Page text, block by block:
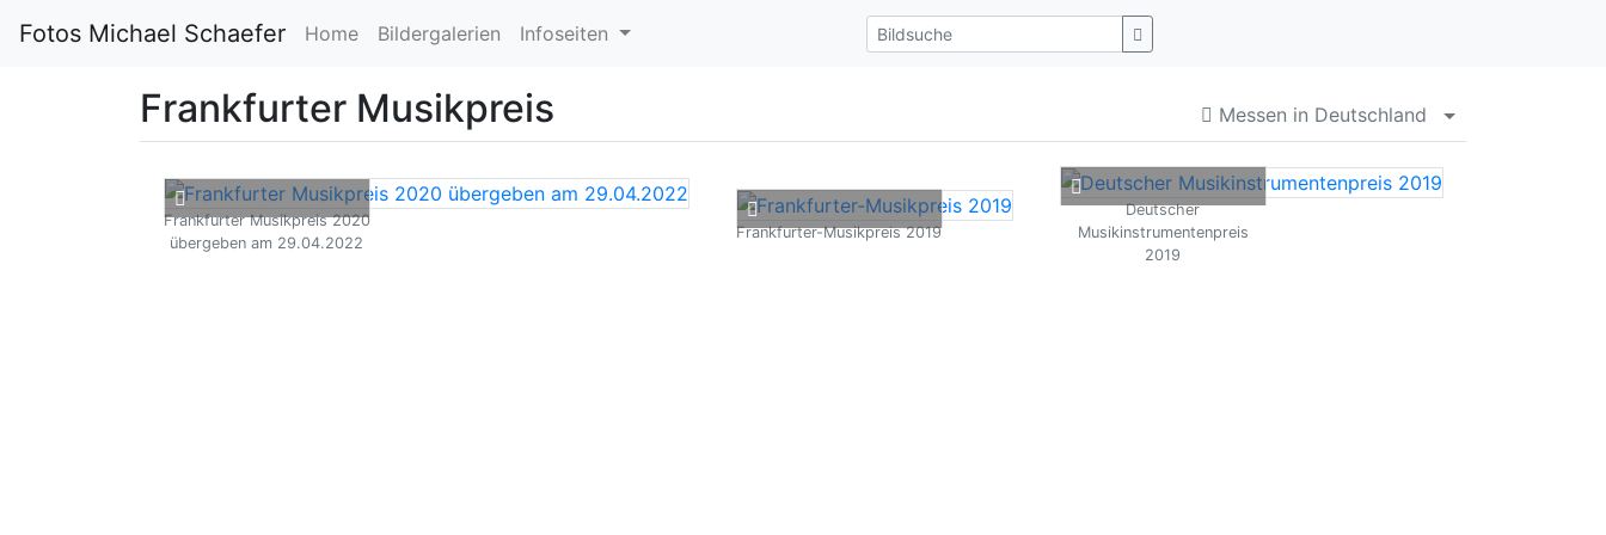
Fotos Michael Schaefer Home Bildergalerien Infoseiten
Messen in Deutschland Menü aufklappen
Frankfurter Musikpreis
Frankfurter Musikpreis 2020
übergeben am 29.04.2022
Frankfurter-Musikpreis 2019
Deutscher
Musikinstrumentenpreis
2019